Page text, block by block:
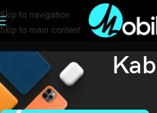
Skip to navigation
Skip to main content
Početna/ Kablovi/Stranica 2